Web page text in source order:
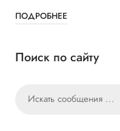
ПОДРОБНЕЕ
Поиск по сайту